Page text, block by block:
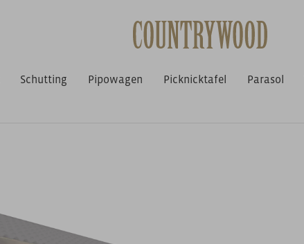
Schutting Pipowagen Picknicktafel Parasol